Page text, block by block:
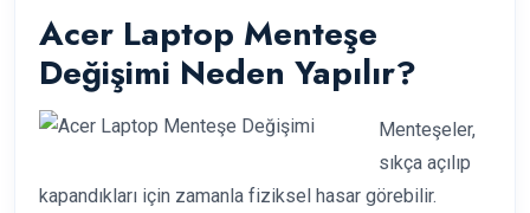
Acer Laptop Menteşe
Değişimi Neden Yapılır?
Menteşeler,
sıkça açılıp
kapandıkları için zamanla fiziksel hasar görebilir.